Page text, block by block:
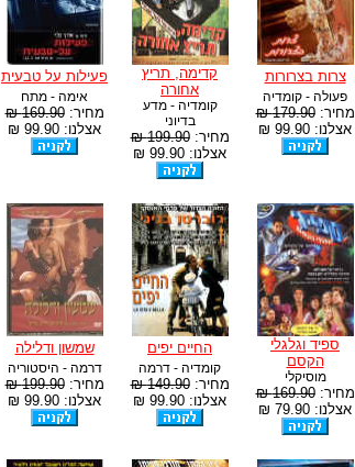
צרות בצרורות
פעולה - קומדיה
מחיר:179.90 ₪
אצלנו: 99.90 ₪
קדימה, תריץ
אחורה
קומדיה - מדע
בדיוני
מחיר:199.90 ₪
אצלנו: 99.90 ₪
פעילות על טבעית
אימה - מתח
מחיר:169.90 ₪
אצלנו: 99.90 ₪
ספיד וגלגלי
הקסם
מוסיקלי
מחיר:169.90 ₪
אצלנו: 79.90 ₪
החיים יפים
קומדיה - דרמה
מחיר:149.90 ₪
אצלנו: 99.90 ₪
שמשון ודלילה
דרמה - היסטוריה
מחיר:199.90 ₪
אצלנו: 99.90 ₪